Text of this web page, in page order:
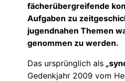
fächerübergreifende
Aufgaben zu
jugendnahen Themen
genommen zu werden.
Das ursprünglich als
Gedenkjahr 2009 vom